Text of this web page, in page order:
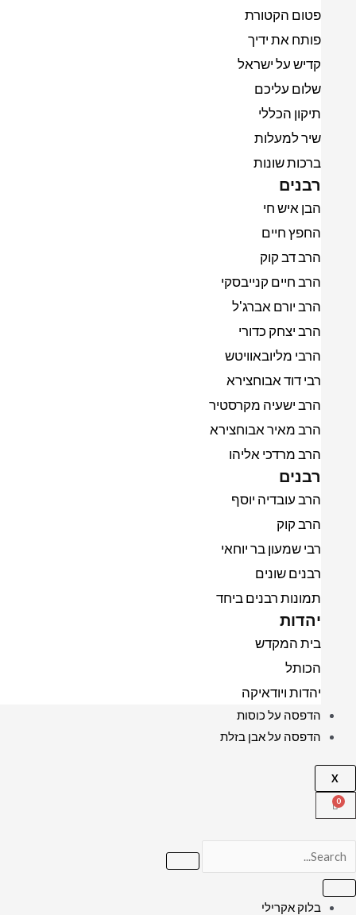
פטום הקטורת
פותח את ידיך
קדיש על ישראל
שלום עליכם
תיקון הכללי
שיר למעלות
ברכות שונות
רבנים
הבן איש חי
החפץ חיים
הרב דב קוק
הרב חיים קנייבסקי
הרב יורם אברג'ל
הרב יצחק כדורי
הרבי מליובאוויטש
רבי דוד אבוחצירא
הרב ישעיה מקרסטיר
הרב מאיר אבוחצירא
הרב מרדכי אליהו
רבנים
הרב עובדיה יוסף
הרב קוק
רבי שמעון בר יוחאי
רבנים שונים
תמונות רבנים ביחד
יהדות
בית המקדש
הכותל
יהדות ויודאיקה
הדפסה על כוסות
הדפסה על אבן בזלת
X
בלוק אקרילי